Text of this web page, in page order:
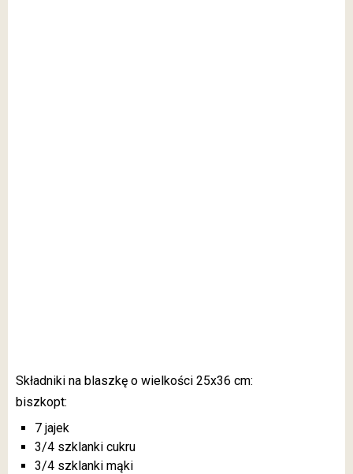
Składniki na blaszkę o wielkości 25x36 cm:
biszkopt:
7 jajek
3/4 szklanki cukru
3/4 szklanki mąki